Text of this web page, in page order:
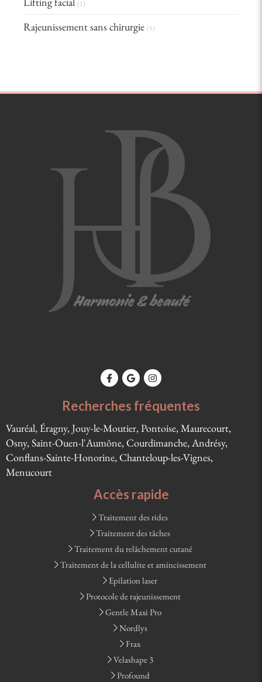
(1)
Rajeunissement sans chirurgie (5)
Recherches fréquentes
Vauréal, Éragny, Jouy-le-Moutier, Pontoise, Maurecourt,
Osny, Saint-Ouen-l'Aumône, Courdimanche, Andrésy,
Conflans-Sainte-Honorine, Chanteloup-les-Vignes,
Menucourt
Accès rapide
Traitement des rides
Traitement des tâches
Traitement du relâchement cutané
Traitement de la cellulite et amincissement
Epilation laser
Protocole de rajeunissement
Gentle Maxi Pro
Nordlys
Frax
Velashape 3
Profound